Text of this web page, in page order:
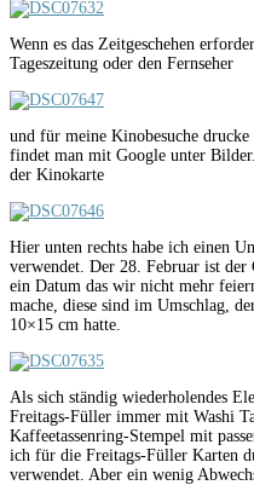
Wenn es das Zeitgeschehen
Tageszeitung oder den Fernseher
und für meine Kinobesuche
findet man mit Google unter
der Kinokarte
Hier unten rechts habe ich einen
verwendet. Der 28. Februar ist der
ein Datum das wir nicht mehr
mache, diese sind im Umschlag,
10×15 cm hatte.
Als sich ständig wiederholendes
Freitags-Füller immer mit Washi
Kaffeetassenring-Stempel mit
ich für die Freitags-Füller Karten
verwendet. Aber ein wenig